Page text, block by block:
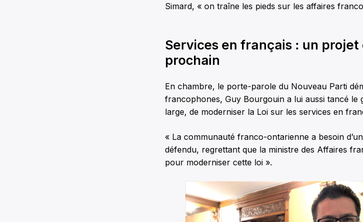
Simard, « on traîne les pieds sur les affaires
Services en français : un
prochain
En chambre, le porte-parole du Nouveau Parti
francophones, Guy Bourgouin a lui aussi tancé le
large, de moderniser la Loi sur les services en
« La communauté franco-ontarienne a besoin
défendu, regrettant que la ministre des Affaires
pour moderniser cette loi ».